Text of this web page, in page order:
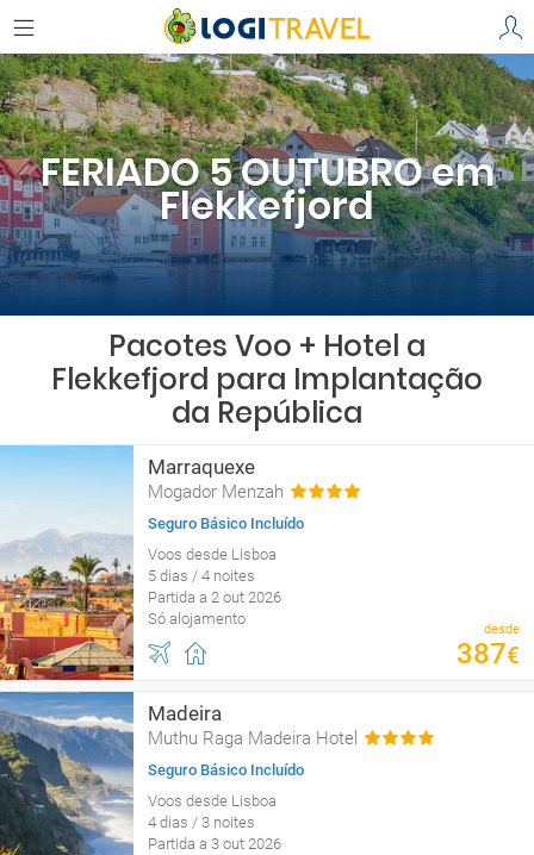
FERIADO 5 OUTUBRO em
Flekkefjord
Pacotes Voo + Hotel a
Flekkefjord para Implantação
da República
Marraquexe
Mogador Menzah
Seguro Básico Incluído
Voos desde Lisboa
5 dias / 4 noites
Partida a 2 out 2026
Só alojamento
desde
387€
Madeira
Muthu Raga Madeira Hotel
Seguro Básico Incluído
Voos desde Lisboa
4 dias / 3 noites
Partida a 3 out 2026